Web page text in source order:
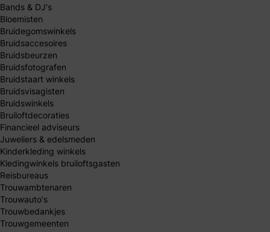
Bands & DJ's
Bloemisten
Bruidegomswinkels
Bruidsaccesoires
Bruidsbeurzen
Bruidsfotografen
Bruidstaart winkels
Bruidsvisagisten
Bruidswinkels
Bruiloftdecoraties
Financieel adviseurs
Juweliers & edelsmeden
Kinderkleding winkels
Kledingwinkels bruiloftsgasten
Reisbureaus
Trouwambtenaren
Trouwauto's
Trouwbedankjes
Trouwgemeenten